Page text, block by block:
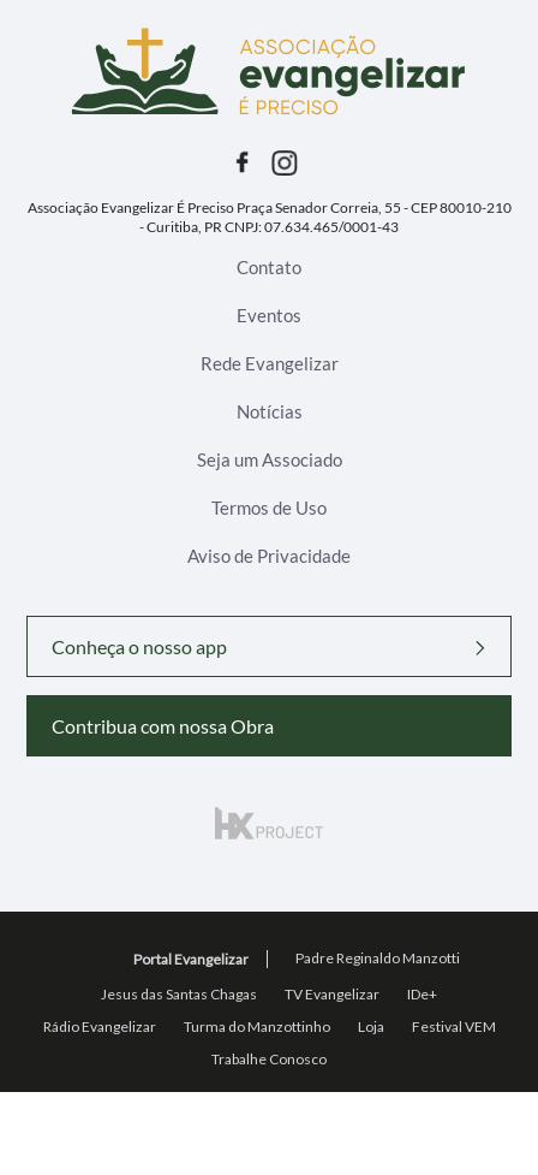
Associação Evangelizar É PrecisoPraça Senador Correia, 55 - CEP 80010-210
- Curitiba, PRCNPJ: 07.634.465/0001-43
Contato
Eventos
Rede Evangelizar
Notícias
Seja um Associado
Termos de Uso
Aviso de Privacidade
Conheça o nosso app
Contribua com nossa Obra